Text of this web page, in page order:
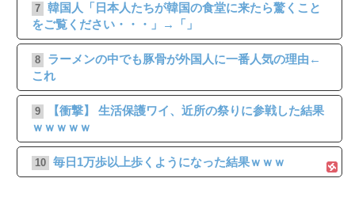
7 韓国人「日本人たちが韓国の食堂に来たら驚くこと
をご覧ください・・・」→「」
8
ラーメンの中でも豚骨が外国人に一番人気の理由←
これ
9
【衝撃】 生活保護ワイ、近所の祭りに参戦した結果
ｗｗｗｗｗ
10 毎日1万歩以上歩くようになった結果ｗｗｗ